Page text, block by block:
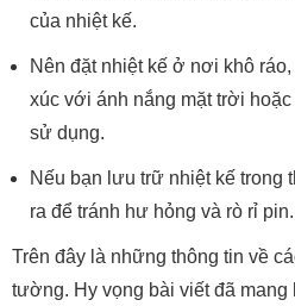
của nhiệt kế.
Nên đặt nhiệt kế ở nơi khô
xúc với ánh nắng mặt trời
sử dụng.
Nếu bạn lưu trữ nhiệt kế trong
ra để tránh hư hỏng và rò rỉ pin.
Trên đây là những thông tin về
tường. Hy vọng bài viết đã